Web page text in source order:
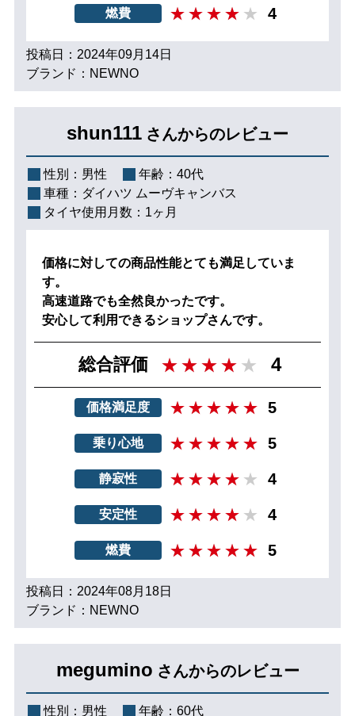
燃費 4
投稿日：2024年09月14日
ブランド：NEWNO
shun111 さんからのレビュー
性別： 男性 年齢： 40代
車種： ダイハツ ムーヴキャンバス
タイヤ使用月数： 1ヶ月
価格に対しての商品性能とても満足していま
す。
高速道路でも全然良かったです。
安心して利用できるショップさんです。
総合評価 4
価格満足度 5
乗り心地 5
静寂性 4
安定性 4
燃費 5
投稿日：2024年08月18日
ブランド：NEWNO
megumino さんからのレビュー
性別： 男性 年齢： 60代